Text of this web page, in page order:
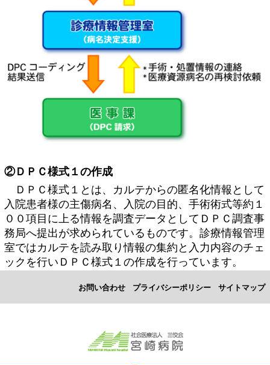
②ＤＰＣ様式１の作成
ＤＰＣ様式１とは、カルテからの匿名化情報として
入院患者様の主傷病名、入院の目的、手術術式等約１
００項目に上る情報を調査データとしてＤＰＣ調査事
務局へ提出が求められているものです。診療情報管理
室ではカルテを読み取り情報の集約と入力内容のチェ
ックを行いＤＰＣ様式１の作成を行っています。
お問い合わせ プライバシーポリシー サイトマップ